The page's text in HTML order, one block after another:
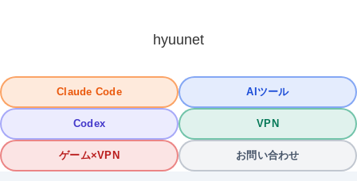
hyuunet
Claude Code AIツール
Codex VPN
ゲーム×VPN お問い合わせ